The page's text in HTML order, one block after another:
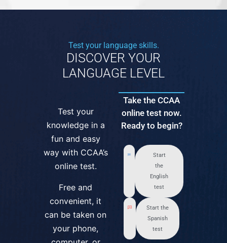
Test your language skills.
DISCOVER YOUR
LANGUAGE LEVEL
Test your
knowledge in a
fun and easy
way with CCAA’s
online test.
Free and
convenient, it
can be taken on
your phone,
Take the CCAA
online test now.
Ready to begin?
Start
the
English
test
Start the
Spanish
test